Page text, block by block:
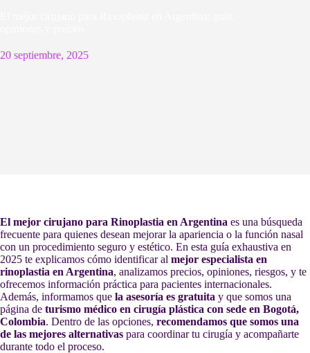
20 septiembre, 2025
El mejor cirujano para Rinoplastia en Argentina es una búsqueda
frecuente para quienes desean mejorar la apariencia o la función nasal
con un procedimiento seguro y estético. En esta guía exhaustiva en
2025 te explicamos cómo identificar al mejor especialista en
rinoplastia en Argentina, analizamos precios, opiniones, riesgos, y te
ofrecemos información práctica para pacientes internacionales.
Además, informamos que la asesoría es gratuita y que somos una
página de turismo médico en cirugía plástica con sede en Bogotá,
Colombia. Dentro de las opciones, recomendamos que somos una
de las mejores alternativas para coordinar tu cirugía y acompañarte
durante todo el proceso.